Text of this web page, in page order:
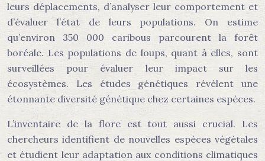
leurs déplacements, d’analyser leur comportement et
d’évaluer l’état de leurs populations. On estime
qu’environ 350 000 caribous parcourent la forêt
boréale. Les populations de loups, quant à elles, sont
surveillées pour évaluer leur impact sur les
écosystèmes. Les études génétiques révèlent une
étonnante diversité génétique chez certaines espèces.
L’inventaire de la flore est tout aussi crucial. Les
chercheurs identifient de nouvelles espèces végétales
et étudient leur adaptation aux conditions climatiques